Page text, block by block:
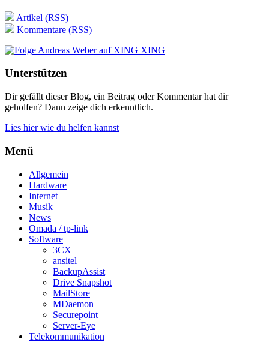
Artikel (RSS)
Kommentare (RSS)
XING
Unterstützen
Dir gefällt dieser Blog, ein Beitrag oder Kommentar hat dir
geholfen? Dann zeige dich erkenntlich.
Lies hier wie du helfen kannst
Menü
Allgemein
Hardware
Internet
Musik
News
Omada / tp-link
Software
3CX
ansitel
BackupAssist
Drive Snapshot
MailStore
MDaemon
Securepoint
Server-Eye
Telekommunikation